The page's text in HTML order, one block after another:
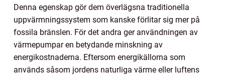
Denna egenskap gör dem överlägsna traditionella
uppvärmningssystem som kanske förlitar sig mer på
fossila bränslen. För det andra ger användningen av
värmepumpar en betydande minskning av
energikostnaderna. Eftersom energikällorna som
används såsom jordens naturliga värme eller luftens